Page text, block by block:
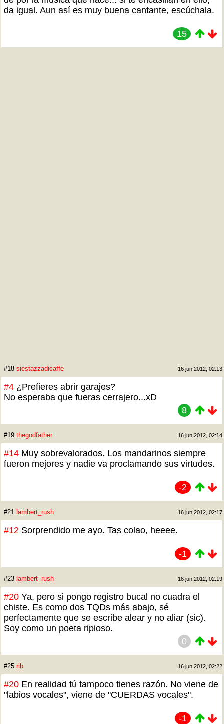
da igual. Aun así es muy buena cantante, escúchala.
15
#18 siestazzadicaffe 16 jun 2012, 02:13
#4 ¿Prefieres abrir garajes?
No esperaba que fueras cerrajero...xD
8
#19 thegodfather 16 jun 2012, 02:14
#14 Muy sobrevalorados. Los mandarinos siempre
fueron mejores y nadie va proclamando sus virtudes.
-2
#21 lambert_rush 16 jun 2012, 02:17
#12 Sorprendido me ayo. Tas colao, heeee.
-1
#23 lambert_rush 16 jun 2012, 02:19
#20 Ya, pero si pongo registro bucal no cuadra el
chiste. Es como dos TQDs más abajo, sé
perfectamente que se escribe alear y no aliar (sic).
Soy como un poeta ripioso.
0
#25 rib 16 jun 2012, 02:22
#20 En realidad tú tampoco tienes razón. No viene de
"labios vocales", viene de "CUERDAS vocales".
-1